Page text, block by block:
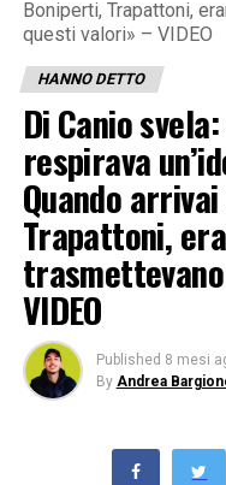
Boniperti, Trapattoni,
questi valori» – VIDEO
HANNO DETTO
Di Canio
respirava
Quando
Trapattoni,
VIDEO
Published 8 mesi
By Andrea